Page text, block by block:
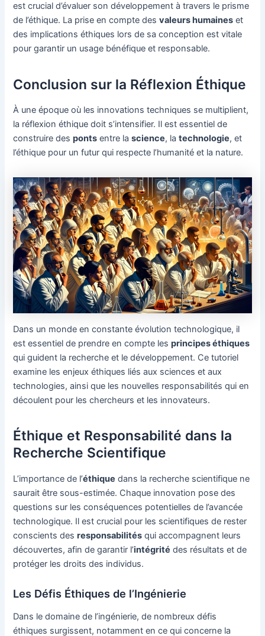
est crucial d’évaluer son développement à travers le prisme
de l’éthique. La prise en compte desvaleurs humaines et
des implications éthiques lors de sa conception est vitale
pour garantir un usage bénéfique et responsable.
Conclusion sur la Réflexion Éthique
À une époque où les innovations techniques se multiplient,
la réflexion éthique doit s’intensifier. Il est essentiel de
construire desponts entre lascience, latechnologie, et
l’éthique pour un futur qui respecte l’humanité et la nature.
Dans un monde en constante évolution technologique, il
est essentiel de prendre en compte lesprincipes éthiques
qui guident la recherche et le développement. Ce tutoriel
examine les enjeux éthiques liés aux sciences et aux
technologies, ainsi que les nouvelles responsabilités qui en
découlent pour les chercheurs et les innovateurs.
Éthique et Responsabilité dans la
Recherche Scientifique
L’importance de l’éthique dans la recherche scientifique ne
saurait être sous-estimée. Chaque innovation pose des
questions sur les conséquences potentielles de l’avancée
technologique. Il est crucial pour les scientifiques de rester
conscients desresponsabilités qui accompagnent leurs
découvertes, afin de garantir l’intégrité des résultats et de
protéger les droits des individus.
Les Défis Éthiques de l’Ingénierie
Dans le domaine de l’ingénierie, de nombreux défis
éthiques surgissent, notamment en ce qui concerne la